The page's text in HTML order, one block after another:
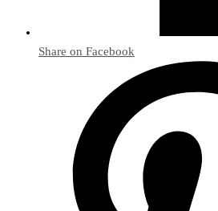
Share on Facebook